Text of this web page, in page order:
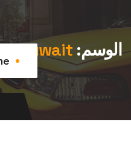
الوسم:kuwait